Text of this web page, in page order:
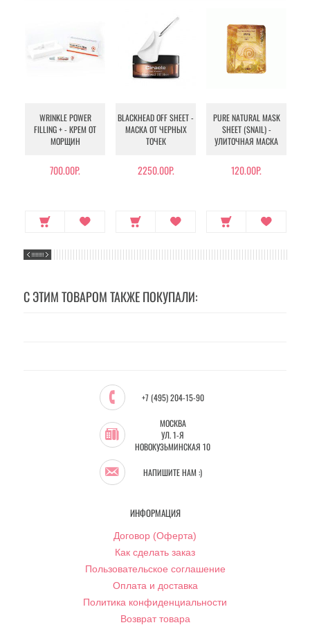
WRINKLE POWER
FILLING + - КРЕМ ОТ
МОРЩИН
700.00Р.
BLACKHEAD OFF SHEET -
МАСКА ОТ ЧЕРНЫХ
ТОЧЕК
2250.00Р.
PURE NATURAL MASK
SHEET (SNAIL) -
УЛИТОЧНАЯ МАСКА
120.00Р.
С ЭТИМ ТОВАРОМ ТАКЖЕ ПОКУПАЛИ:
+7 (495) 204-15-90
МОСКВА
УЛ. 1-Я
НОВОКУЗЬМИНСКАЯ 10
НАПИШИТЕ НАМ :)
ИНФОРМАЦИЯ
Договор (Оферта)
Как сделать заказ
Пользовательское соглашение
Оплата и доставка
Политика конфиденциальности
Возврат товара